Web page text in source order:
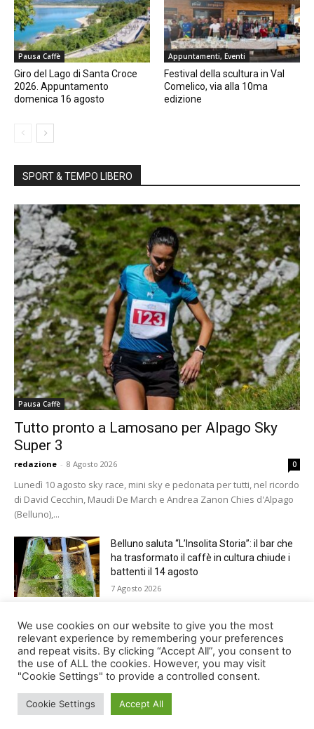
Pausa Caffè
Giro del Lago di Santa Croce
2026. Appuntamento
domenica 16 agosto
Appuntamenti, Eventi
Festival della scultura in Val
Comelico, via alla 10ma
edizione
SPORT & TEMPO LIBERO
Pausa Caffè
Tutto pronto a Lamosano per Alpago Sky
Super 3
redazione - 8 Agosto 2026 0
Lunedì 10 agosto sky race, mini sky e pedonata per tutti, nel ricordo
di David Cecchin, Maudi De March e Andrea Zanon Chies d'Alpago
(Belluno),...
Belluno saluta “L’Insolita Storia”: il bar che
ha trasformato il caffè in cultura chiude i
battenti il 14 agosto
7 Agosto 2026
Giro del Lago di Santa Croce 2026.
Appuntamento domenica 16 agosto
7 Agosto 2026
© Newspaper WordPress Theme by TagDiv
We use cookies on our website to give you the most
relevant experience by remembering your preferences
and repeat visits. By clicking “Accept All”, you consent to
the use of ALL the cookies. However, you may visit
"Cookie Settings" to provide a controlled consent.
Cookie Settings Accept All